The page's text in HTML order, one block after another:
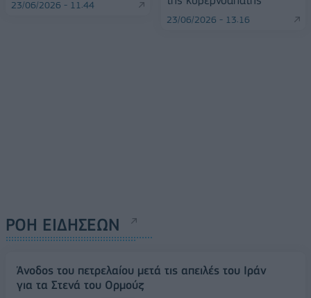
23/06/2026 - 11:44
23/06/2026 - 13:16
ΡΟΗ ΕΙΔΗΣΕΩΝ
Άνοδος του πετρελαίου μετά τις απειλές του Ιράν
για τα Στενά του Ορμούζ